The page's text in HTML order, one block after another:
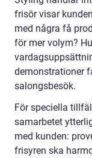
frisör visar
med några få
för mer volym?
demonstrationer
salongsbesök.
För speciella
samarbetet
med kunden:
frisyren ska